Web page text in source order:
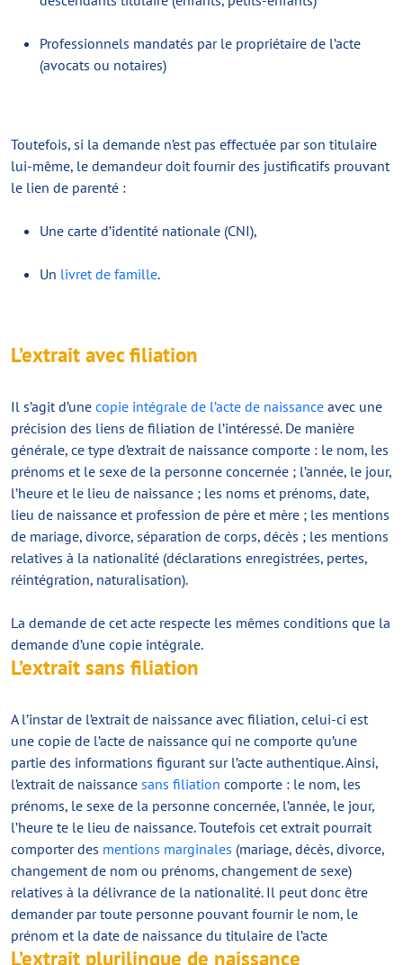
Professionnels mandatés par le propriétaire de l’acte
(avocats ou notaires)
Toutefois, si la demande n’est pas effectuée par son titulaire
lui-même, le demandeur doit fournir des justificatifs prouvant
le lien de parenté :
Une carte d’identité nationale (CNI),
Un livret de famille.
L’extrait avec filiation
Il s’agit d’une copie intégrale de l’acte de naissance avec une
précision des liens de filiation de l’intéressé. De manière
générale, ce type d’extrait de naissance comporte : le nom, les
prénoms et le sexe de la personne concernée ; l’année, le jour,
l’heure et le lieu de naissance ; les noms et prénoms, date,
lieu de naissance et profession de père et mère ; les mentions
de mariage, divorce, séparation de corps, décès ; les mentions
relatives à la nationalité (déclarations enregistrées, pertes,
réintégration, naturalisation).
La demande de cet acte respecte les mêmes conditions que la
demande d’une copie intégrale.
L’extrait sans filiation
A l’instar de l’extrait de naissance avec filiation, celui-ci est
une copie de l’acte de naissance qui ne comporte qu’une
partie des informations figurant sur l’acte authentique. Ainsi,
l’extrait de naissance sans filiation comporte : le nom, les
prénoms, le sexe de la personne concernée, l’année, le jour,
l’heure te le lieu de naissance. Toutefois cet extrait pourrait
comporter des mentions marginales (mariage, décès, divorce,
changement de nom ou prénoms, changement de sexe)
relatives à la délivrance de la nationalité. Il peut donc être
demander par toute personne pouvant fournir le nom, le
prénom et la date de naissance du titulaire de l’acte
L’extrait plurilingue de naissance